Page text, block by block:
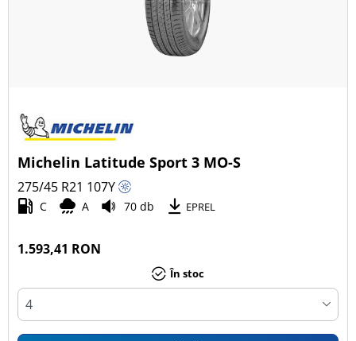
Michelin Latitude Sport 3 MO-S
275/45 R21 107Y
C A 70 db EPREL
1.593,41 RON
În stoc